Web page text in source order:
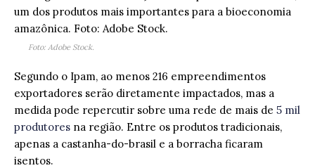
Foto: Adobe Stock.
Segundo o Ipam, ao menos 216 empreendimentos
exportadores serão diretamente impactados, mas a
medida pode repercutir sobre uma rede de mais de 5 mil
produtores na região. Entre os produtos tradicionais,
apenas a castanha-do-brasil e a borracha ficaram
isentos.